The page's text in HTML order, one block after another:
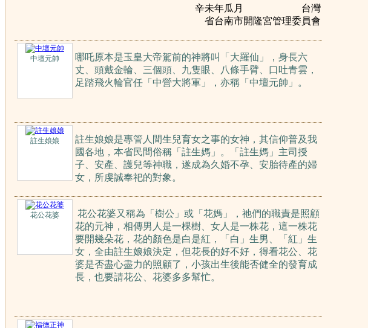
辛未年瓜月 台灣
省台南市開隆宮管理委員會
中壇元帥
哪吒原本是玉皇大帝駕前的神將叫「大羅仙」，身長六
丈、頭戴金輪、三個頭、九隻眼、八條手臂、口吐青雲，
足踏飛火輪官任「中營大將軍」，亦稱「中壇元帥」。
註生娘娘
註生娘娘是專管人間生兒育女之事的女神，其信仰普及我
國各地，本省民間俗稱「註生媽」。「註生媽」主司授
子、安產、護兒等神職，遂成為久婚不孕、安胎待產的婦
女，所虔誠奉祀的對象。
花公花婆 花公花婆又稱為「樹公」或「花媽」，祂們的職責是照顧
花的元神，相傳男人是一棵樹、女人是一株花，這一株花
要開幾朵花，花的顏色是白是紅，「白」生男、「紅」生
女，全由註生娘娘決定，但花長的好不好，得看花公、花
婆是否盡心盡力的照顧了，小孩出生後能否健全的發育成
長，也要請花公、花婆多多幫忙。